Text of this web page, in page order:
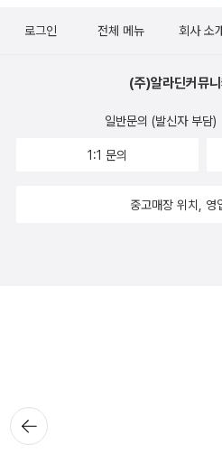
뒤로가
기
로그인 전체 메뉴 회사 소
(주)알라딘커뮤
일반문의 (발신자 부담)
1:1 문의
중고매장 위치, 영